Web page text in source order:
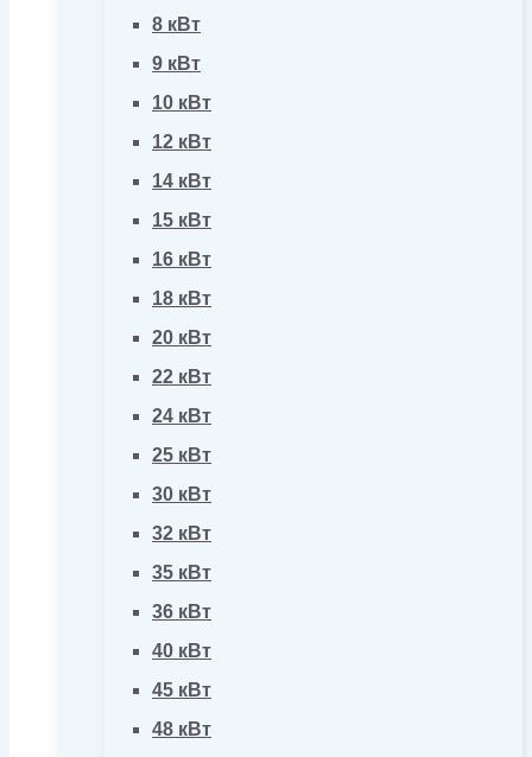
8 кВт
9 кВт
10 кВт
12 кВт
14 кВт
15 кВт
16 кВт
18 кВт
20 кВт
22 кВт
24 кВт
25 кВт
30 кВт
32 кВт
35 кВт
36 кВт
40 кВт
45 кВт
48 кВт